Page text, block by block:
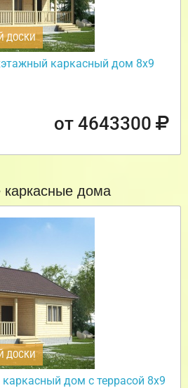
ДОСКИ
каркасный дом 8х9
от 4643300
дома
ДОСКИ
дом с террасой 8х9